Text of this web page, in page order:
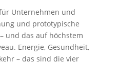
Unternehmen und
und prototypische
und das auf höchstem
Energie, Gesundheit,
– das sind die vier